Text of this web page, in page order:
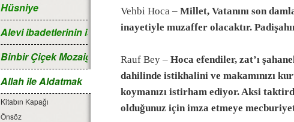
Hüsniye
Alevi ibadetlerinin islamdaki yeri
Binbir Çiçek Mozaiği Alevilik
Allah ile Aldatmak
Kitabın Kapağı
Önsöz
Vehbi Hoca – Millet, Vatanını son
inayetiyle muzaffer olacaktır.
Rauf Bey – Hoca efendiler, zat’ı
dahilinde istikhalini ve makamınızı
koymanızı istirham ediyor. Aksi
olduğunuz için imza etmeye